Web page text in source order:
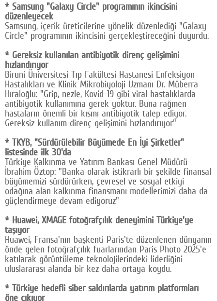
* Samsung "Galaxy Circle" programının ikincisini
düzenleyecek
Samsung, içerik üreticilerine yönelik düzenlediği "Galaxy
Circle" programının ikincisini gerçekleştireceğini duyurdu.
* Gereksiz kullanılan antibiyotik direnç gelişimini
hızlandırıyor
Biruni Üniversitesi Tıp Fakültesi Hastanesi Enfeksiyon
Hastalıkları ve Klinik Mikrobiyoloji Uzmanı Dr. Müberra
Hıraloğlu: "Grip, nezle, Kovid-19 gibi viral hastalıklarda
antibiyotik kullanımına gerek yoktur. Buna rağmen
hastaların önemli bir kısmı antibiyotik talep ediyor.
Gereksiz kullanım direnç gelişimini hızlandırıyor"
* TKYB, "Sürdürülebilir Büyümede En İyi Şirketler"
listesinde ilk 30'da
Türkiye Kalkınma ve Yatırım Bankası Genel Müdürü
İbrahim Öztop: "Banka olarak istikrarlı bir şekilde finansal
büyümemizi sürdürürken, çevresel ve sosyal etkiyi
odağına alan kalkınma finansmanı modellerimizi daha da
güçlendirmeye devam ediyoruz"
* Huawei, XMAGE fotoğrafçılık deneyimini Türkiye'ye
taşıyor
Huawei, Fransa'nın başkenti Paris'te düzenlenen dünyanın
önde gelen fotoğrafçılık fuarlarından Paris Photo 2025'e
katılarak görüntüleme teknolojilerindeki liderliğini
uluslararası alanda bir kez daha ortaya koydu.
* Türkiye hedefli siber saldırılarda yatırım platformları
öne çıkıyor